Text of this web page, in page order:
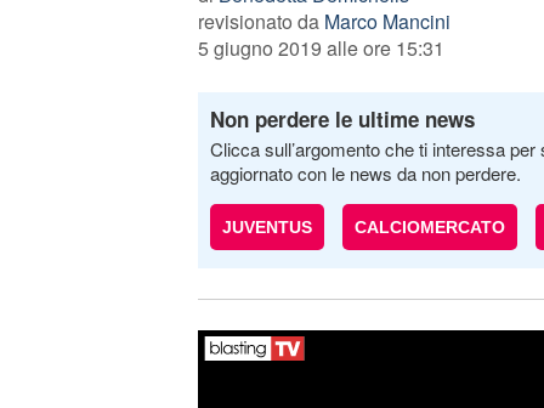
revisionato da Marco Mancini
5 giugno 2019 alle ore 15:31
Non perdere le ultime news
Clicca sull’argomento che ti interessa
aggiornato con le news da non perdere.
JUVENTUS CALCIOMERCATO